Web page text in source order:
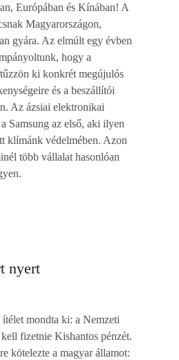
Európában és Kínában! A
Magyarországon,
gyára. Az elmúlt egy évben
hogy a
ki konkrét megújulós
és a beszállítói
Az ázsiai elektronikai
Samsung az első, aki ilyen
klímánk védelmében. Azon
több vállalat hasonlóan
nyert
mondta ki: a Nemzeti
fizetnie Kishantos pénzét.
kötelezte a magyar államot: